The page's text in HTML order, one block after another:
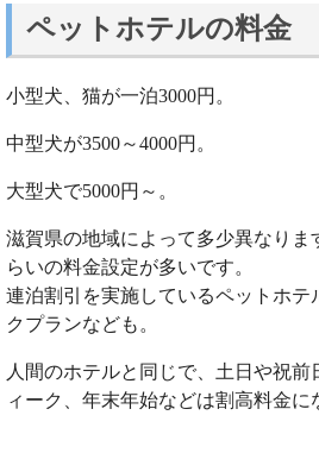
ペットホテルの料金
小型犬、猫が一泊3000円。
中型犬が3500～4000円。
大型犬で5000円～。
滋賀県の地域によって多少異なりま
らいの料金設定が多いです。
連泊割引を実施しているペットホテ
クプランなども。
人間のホテルと同じで、土日や祝前
ィーク、年末年始などは割高料金に